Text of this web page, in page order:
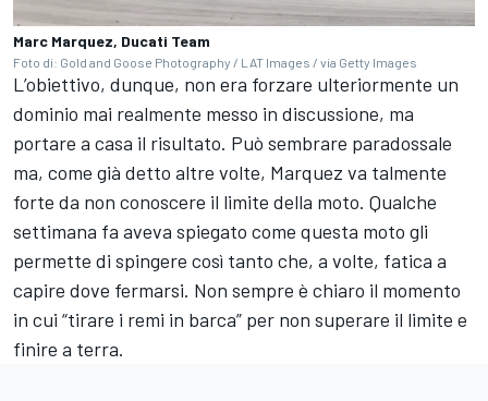
Marc Marquez, Ducati Team
Foto di: Gold and Goose Photography / LAT Images / via Getty Images
L’obiettivo, dunque, non era forzare ulteriormente un
dominio mai realmente messo in discussione, ma
portare a casa il risultato. Può sembrare paradossale
ma, come già detto altre volte, Marquez va talmente
forte da non conoscere il limite della moto. Qualche
settimana fa aveva spiegato come questa moto gli
permette di spingere così tanto che, a volte, fatica a
capire dove fermarsi. Non sempre è chiaro il momento
in cui “tirare i remi in barca” per non superare il limite e
finire a terra.